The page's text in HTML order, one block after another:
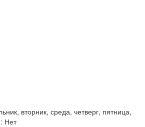
вторник, среда, четверг, пятница,
Нет